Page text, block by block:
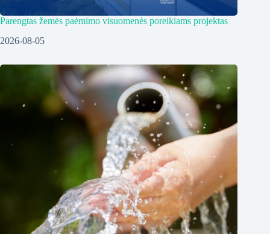
Parengtas žemės paėmimo visuomenės poreikiams projektas
2026-08-05